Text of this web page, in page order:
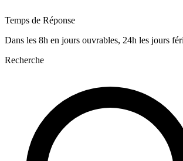
Temps de Réponse
Dans les 8h en jours ouvrables, 24h les jours
Recherche